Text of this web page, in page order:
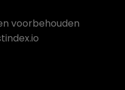
voorbehouden